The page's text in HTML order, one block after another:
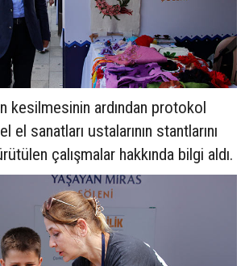
kesilmesinin ardından protokol
el sanatları ustalarının stantlarını
çalışmalar hakkında bilgi aldı.